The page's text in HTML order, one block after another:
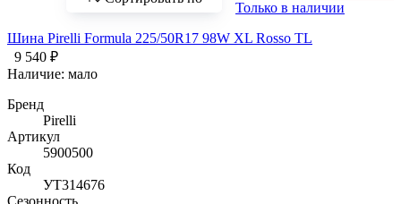
По возрастанию
По названию
По популярности
Только в наличии
Шина Pirelli Formula 225/50R17 98W XL Rosso TL
9 540 ₽
Наличие: мало
Бренд
Pirelli
Артикул
5900500
Код
УТ314676
Сезонность